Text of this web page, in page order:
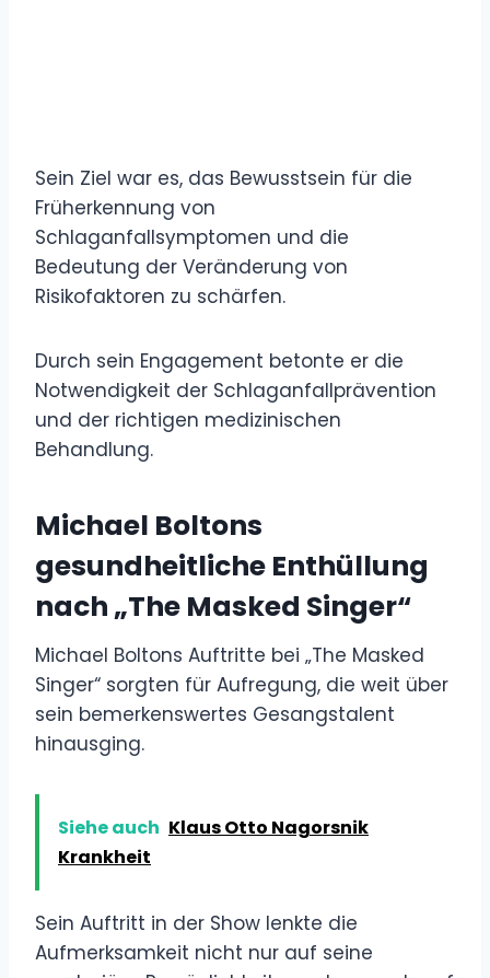
Sein Ziel war es, das Bewusstsein für die
Früherkennung von
Schlaganfallsymptomen und die
Bedeutung der Veränderung von
Risikofaktoren zu schärfen.
Durch sein Engagement betonte er die
Notwendigkeit der Schlaganfallprävention
und der richtigen medizinischen
Behandlung.
Michael Boltons
gesundheitliche Enthüllung
nach „The Masked Singer“
Michael Boltons Auftritte bei „The Masked
Singer“ sorgten für Aufregung, die weit über
sein bemerkenswertes Gesangstalent
hinausging.
Siehe auch Klaus Otto Nagorsnik
Krankheit
Sein Auftritt in der Show lenkte die
Aufmerksamkeit nicht nur auf seine